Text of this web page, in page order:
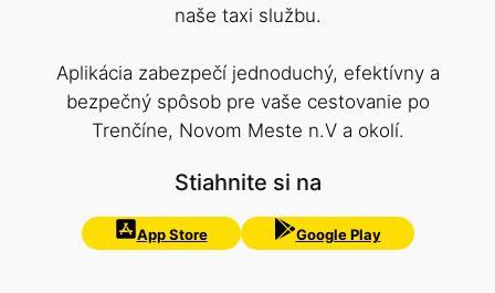
naše taxi službu.
Aplikácia zabezpečí jednoduchý, efektívny a
bezpečný spôsob pre vaše cestovanie po
Trenčíne, Novom Meste n.V a okolí.
Stiahnite si na
App Store Google Play